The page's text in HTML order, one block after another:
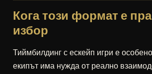
Кога този формат е
избор
Тиймбилдинг с ескейп игри е
екипът има нужда от реално